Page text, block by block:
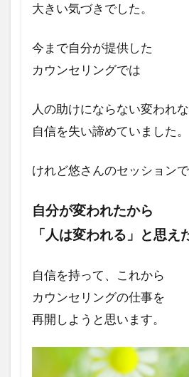
大きい気づきでした。
今まで自分が提供した
カウンセリングでは
人の助けにならない変われ
自信を失い諦めていました。
けれど悠さんのセッションで
自分が変われたから
「人は変われる」 と思え
自信を持って、これから
カウンセリングの仕事を
再開しようと思います。